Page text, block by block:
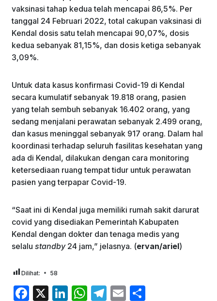
vaksinasi tahap kedua telah mencapai 86,5%. Per
tanggal 24 Februari 2022, total cakupan vaksinasi di
Kendal dosis satu telah mencapai 90,07%, dosis
kedua sebanyak 81,15%, dan dosis ketiga sebanyak
3,09%.
Untuk data kasus konfirmasi Covid-19 di Kendal
secara kumulatif sebanyak 19.818 orang, pasien
yang telah sembuh sebanyak 16.402 orang, yang
sedang menjalani perawatan sebanyak 2.499 orang,
dan kasus meninggal sebanyak 917 orang. Dalam hal
koordinasi terhadap seluruh fasilitas kesehatan yang
ada di Kendal, dilakukan dengan cara monitoring
ketersediaan ruang tempat tidur untuk perawatan
pasien yang terpapar Covid-19.
“Saat ini di Kendal juga memiliki rumah sakit darurat
covid yang disediakan Pemerintah Kabupaten
Kendal dengan dokter dan tenaga medis yang
selalu standby24 jam,” jelasnya. (ervan/ariel)
Dilihat: 58
F
X
Li W T
E